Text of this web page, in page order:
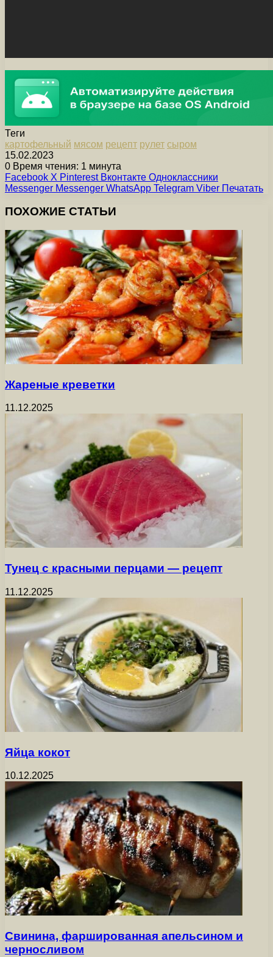
Теги
картофельный мясом рецепт рулет сыром
15.02.2023
0 Время чтения: 1 минута
Facebook X Pinterest Вконтакте Одноклассники
Messenger Messenger WhatsApp Telegram Viber Печатать
ПОХОЖИЕ СТАТЬИ
Жареные креветки
11.12.2025
Тунец с красными перцами — рецепт
11.12.2025
Яйца кокот
10.12.2025
Свинина, фаршированная апельсином и
черносливом